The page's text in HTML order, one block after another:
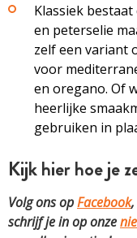
Klassiek
en peterselie
zelf een variant
voor
en oregano. Of
heerlijke
gebruiken in
Kijk hier hoe je
Volg ons opFacebook,
schrijf je in op onze